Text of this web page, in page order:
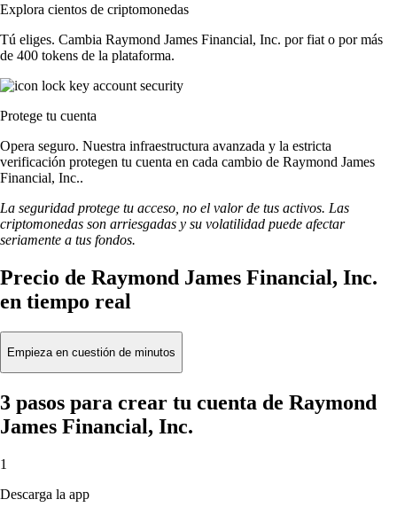
Explora cientos de criptomonedas
Tú eliges. Cambia Raymond James Financial, Inc. por fiat o por más
de 400 tokens de la plataforma.
Protege tu cuenta
Opera seguro. Nuestra infraestructura avanzada y la estricta
verificación protegen tu cuenta en cada cambio de Raymond James
Financial, Inc..
La seguridad protege tu acceso, no el valor de tus activos. Las
criptomonedas son arriesgadas y su volatilidad puede afectar
seriamente a tus fondos.
Precio de Raymond James Financial, Inc.
en tiempo real
Empieza en cuestión de minutos
3 pasos para crear tu cuenta de Raymond
James Financial, Inc.
1
Descarga la app